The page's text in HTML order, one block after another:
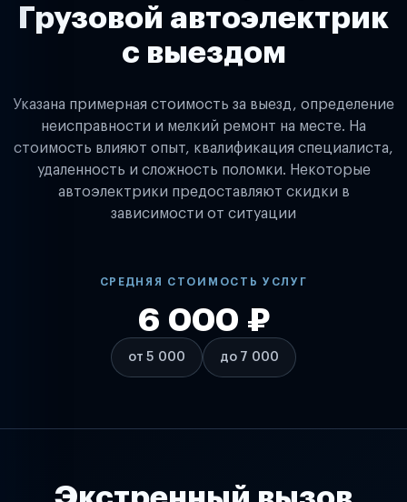
Грузовой автоэлектрик
с выездом
Указана примерная стоимость за выезд, определение
неисправности и мелкий ремонт на месте. На
стоимость влияют опыт, квалификация специалиста,
удаленность и сложность поломки. Некоторые
автоэлектрики предоставляют скидки в
зависимости от ситуации
СРЕДНЯЯ СТОИМОСТЬ УСЛУГ
от 5 000
6 000 ₽
до 7 000